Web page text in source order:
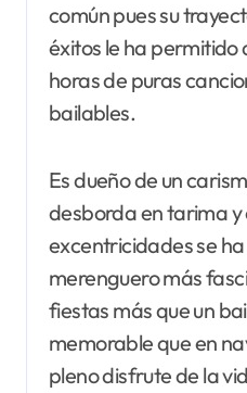
común pues su
éxitos le ha permitido
horas de puras
bailables.
Es dueño de un
desborda en tarima y
excentricidades se
merenguero más
fiestas más que un
memorable que en
pleno disfrute de la